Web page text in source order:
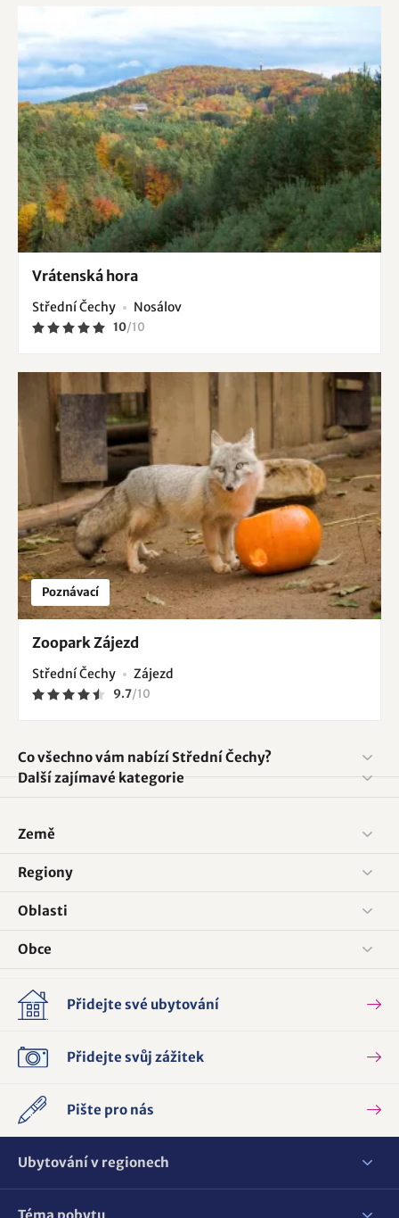
Vrátenská hora
Střední Čechy Nosálov
10/10
Poznávací
Zoopark Zájezd
Střední Čechy Zájezd
9.7/10
Co všechno vám nabízí Střední Čechy?
Další zajímavé kategorie
Země
Regiony
Oblasti
Obce
Přidejte své ubytování
Přidejte svůj zážitek
Pište pro nás
Ubytování v regionech